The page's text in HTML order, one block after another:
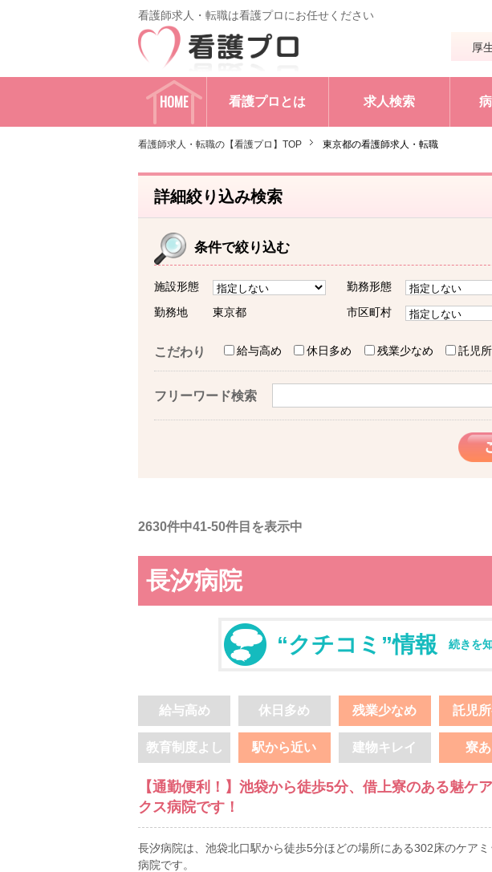
看護師求人・転職は看護プロにお任せください
厚
HOME 看護プロとは 求人検索
看護師求人・転職の【看護プロ】TOP 東京都の看護師求人・転職
詳細絞り込み検索
条件で絞り込む
施設形態 勤務形態
勤務地
東京都 市区町村
こだわり 給与高め 休日多め 残業少なめ 託児
フリーワード検索
2630件中41-50件目を表示中
長汐病院
“クチコミ”情報 続きを
給与高め 休日多め 残業少なめ 託児
教育制度よし 駅から近い 建物キレイ 寮あ
【通勤便利！】池袋から徒歩5分、借上寮のある魅ケ
クス病院です！
長汐病院は、池袋北口駅から徒歩5分ほどの場所にある302床のケアミ
病院です。